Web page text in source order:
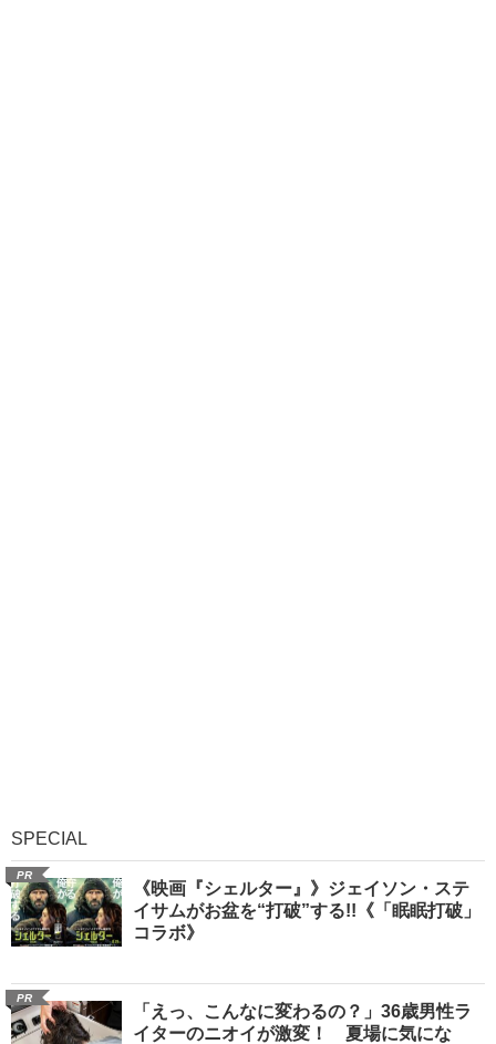
SPECIAL
PR
《映画『シェルター』》ジェイソン・ステ
イサムがお盆を“打破”する!!《「眠眠打破」
コラボ》
PR
「えっ、こんなに変わるの？」36歳男性ラ
イターのニオイが激変！ 夏場に気にな